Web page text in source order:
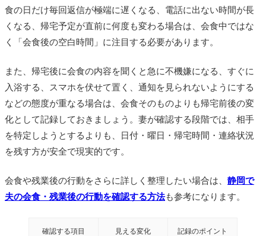
食の日だけ毎回返信が極端に遅くなる、電話に出ない時間が長
くなる、帰宅予定が直前に何度も変わる場合は、会食中ではな
く「会食後の空白時間」に注目する必要があります。
また、帰宅後に会食の内容を聞くと急に不機嫌になる、すぐに
入浴する、スマホを伏せて置く、通知を見られないようにする
などの態度が重なる場合は、会食そのものよりも帰宅前後の変
化として記録しておきましょう。妻が確認する段階では、相手
を特定しようとするよりも、日付・曜日・帰宅時間・連絡状況
を残す方が安全で現実的です。
会食や残業後の行動をさらに詳しく整理したい場合は、 静岡で
夫の会食・残業後の行動を確認する方法も参考になります。
確認する項目 見える変化 記録のポイント